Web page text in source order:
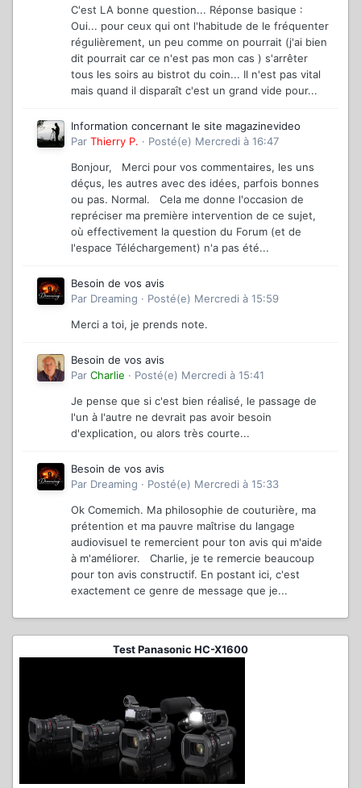
C'est LA bonne question... Réponse basique :
Oui... pour ceux qui ont l'habitude de le fréquenter
régulièrement, un peu comme on pourrait (j'ai bien
dit pourrait car ce n'est pas mon cas ) s'arrêter
tous les soirs au bistrot du coin... Il n'est pas vital
mais quand il disparaît c'est un grand vide pour...
Information concernant le site magazinevideo
Par Thierry P. · Posté(e) Mercredi à 16:47
Bonjour, Merci pour vos commentaires, les uns
déçus, les autres avec des idées, parfois bonnes
ou pas. Normal. Cela me donne l'occasion de
repréciser ma première intervention de ce sujet,
où effectivement la question du Forum (et de
l'espace Téléchargement) n'a pas été...
Besoin de vos avis
Par Dreaming · Posté(e) Mercredi à 15:59
Merci a toi, je prends note.
Besoin de vos avis
Par Charlie · Posté(e) Mercredi à 15:41
Je pense que si c'est bien réalisé, le passage de
l'un à l'autre ne devrait pas avoir besoin
d'explication, ou alors très courte...
Besoin de vos avis
Par Dreaming · Posté(e) Mercredi à 15:33
Ok Comemich. Ma philosophie de couturière, ma
prétention et ma pauvre maîtrise du langage
audiovisuel te remercient pour ton avis qui m'aide
à m'améliorer. Charlie, je te remercie beaucoup
pour ton avis constructif. En postant ici, c'est
exactement ce genre de message que je...
Test Panasonic HC-X1600